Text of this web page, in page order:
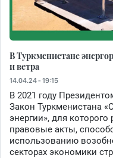
В Туркменистане
и ветра
14.04.24 - 19:15
В 2021 году
Закон Туркменистана
энергии», для
правовые акты,
использованию
секторах экономики